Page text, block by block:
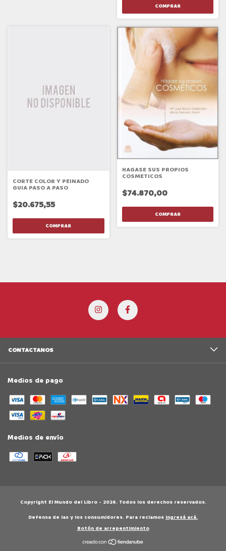
CORTE COLOR Y PEINADO
GUIA PASO A PASO
$20.675,55
HAGASE SUS PROPIOS
COSMETICOS
$74.870,00
CONTACTANOS
Medios de pago
Medios de envío
Copyright El Mundo del Libro - 2026. Todos los derechos reservados.
Defensa de las y los consumidores. Para reclamos ingresá acá.
Botón de arrepentimiento